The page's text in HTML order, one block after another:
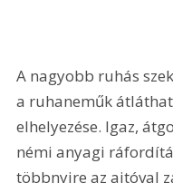
A nagyobb ruhás
a ruhaneműk
elhelyezése. Igaz,
némi anyagi
többnyire az ajtóval